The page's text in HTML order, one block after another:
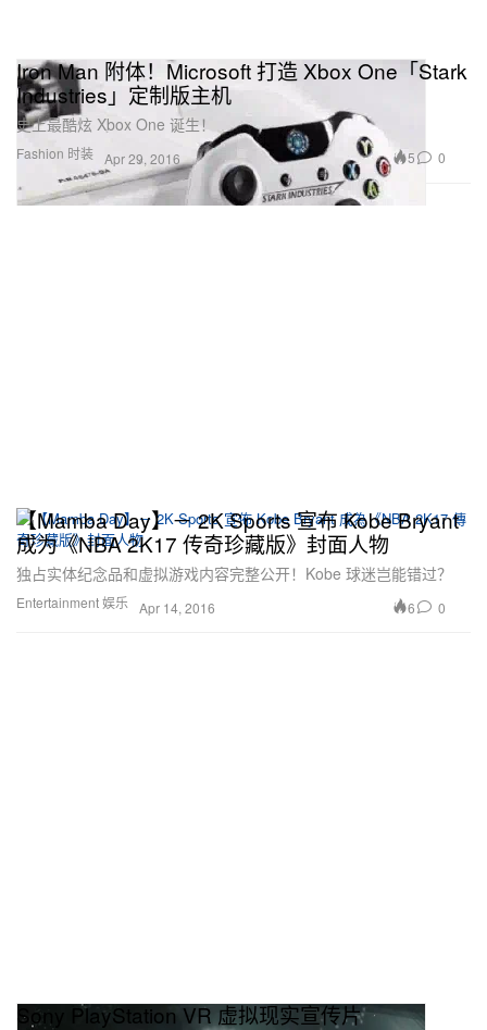
Fashion 时装
Iron Man 附体！Microsoft 打造 Xbox One「Stark
Industries」定制版主机
史上最酷炫 Xbox One 诞生！
Apr 29, 2016 5 0
Entertainment 娱乐
【Mamba Day】－ 2K Sports 宣布 Kobe Bryant
成为《NBA 2K17 传奇珍藏版》封面人物
独占实体纪念品和虚拟游戏内容完整公开！Kobe 球迷岂能错过？
Apr 14, 2016 6 0
Sony PlayStation VR 虚拟现实宣传片